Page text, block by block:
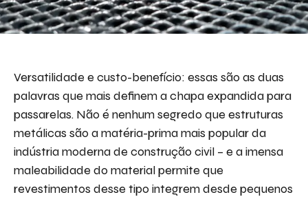
Versatilidade e custo-benefício: essas são as duas
palavras que mais definem a chapa expandida para
passarelas. Não é nenhum segredo que estruturas
metálicas são a matéria-prima mais popular da
indústria moderna de construção civil – e a imensa
maleabilidade do material permite que
revestimentos desse tipo integrem desde pequenos